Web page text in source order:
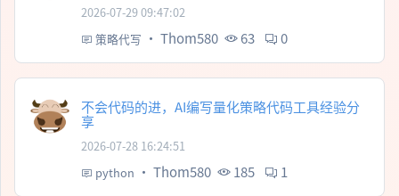
2026-07-29 09:47:02
策略代写 · Thom580 63 0
不会代码的进，AI编写量化策略代码工具经验分
享
2026-07-28 16:24:51
python · Thom580 185 1